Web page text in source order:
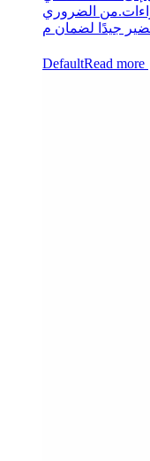
الضروري
DefaultRead more